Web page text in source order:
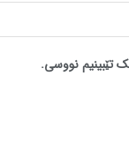
تێبینیم نووسی.